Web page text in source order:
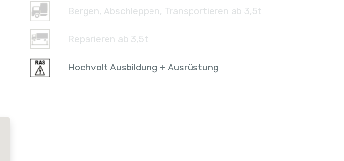
Bergen, Abschleppen, Transportieren ab 3,5t
Reparieren ab 3,5t
Hochvolt Ausbildung + Ausrüstung